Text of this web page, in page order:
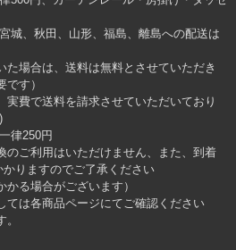
城、秋田、山形、福島、離島への配送は
場合は、送料は無料とさせていただき
す）
費で送料を請求させていただいており
律250円
のご利用はいただけません、また、到着
りますのでご了承ください
かる場合がございます）
は各商品ページにてご確認ください